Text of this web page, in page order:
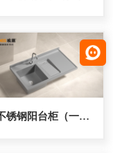
不锈钢阳台柜（一体成型搓衣板）